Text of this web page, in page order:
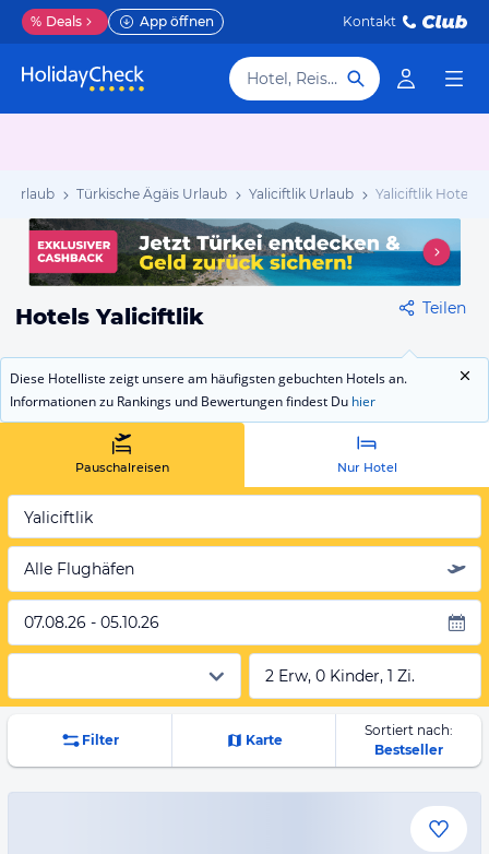
% Deals App öffnen Kontakt
Hotel, Reiseziel
Urlaub Türkische Ägäis Urlaub Yaliciftlik Urlaub Yaliciftlik Hotels
Hotels Yaliciftlik Teilen
Diese Hotelliste zeigt unsere am häufigsten gebuchten Hotels an.
Informationen zu Rankings und Bewertungen findest Du hier
Pauschalreisen Nur Hotel
Yaliciftlik
Alle Flughäfen
07.08.26 - 05.10.26
2 Erw, 0 Kinder, 1 Zi.
Filter Karte
Sortiert nach:
Bestseller